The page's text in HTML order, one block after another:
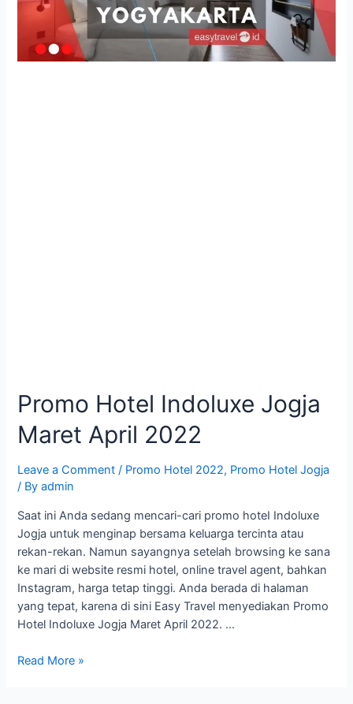
Promo Hotel Indoluxe Jogja
Maret April 2022
Leave a Comment / Promo Hotel 2022, Promo Hotel Jogja
/ Byadmin
Saat ini Anda sedang mencari-cari promo hoteI Indoluxe
Jogja untuk menginap bersama keluarga tercinta atau
rekan-rekan. Namun sayangnya setelah browsing ke sana
ke mari di website resmi hotel, online travel agent, bahkan
Instagram, harga tetap tinggi. Anda berada di halaman
yang tepat, karena di sini Easy Travel menyediakan Promo
Hotel Indoluxe Jogja Maret April 2022. …
Promo
Read More »